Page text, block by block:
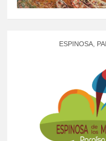
ESPINOSA,